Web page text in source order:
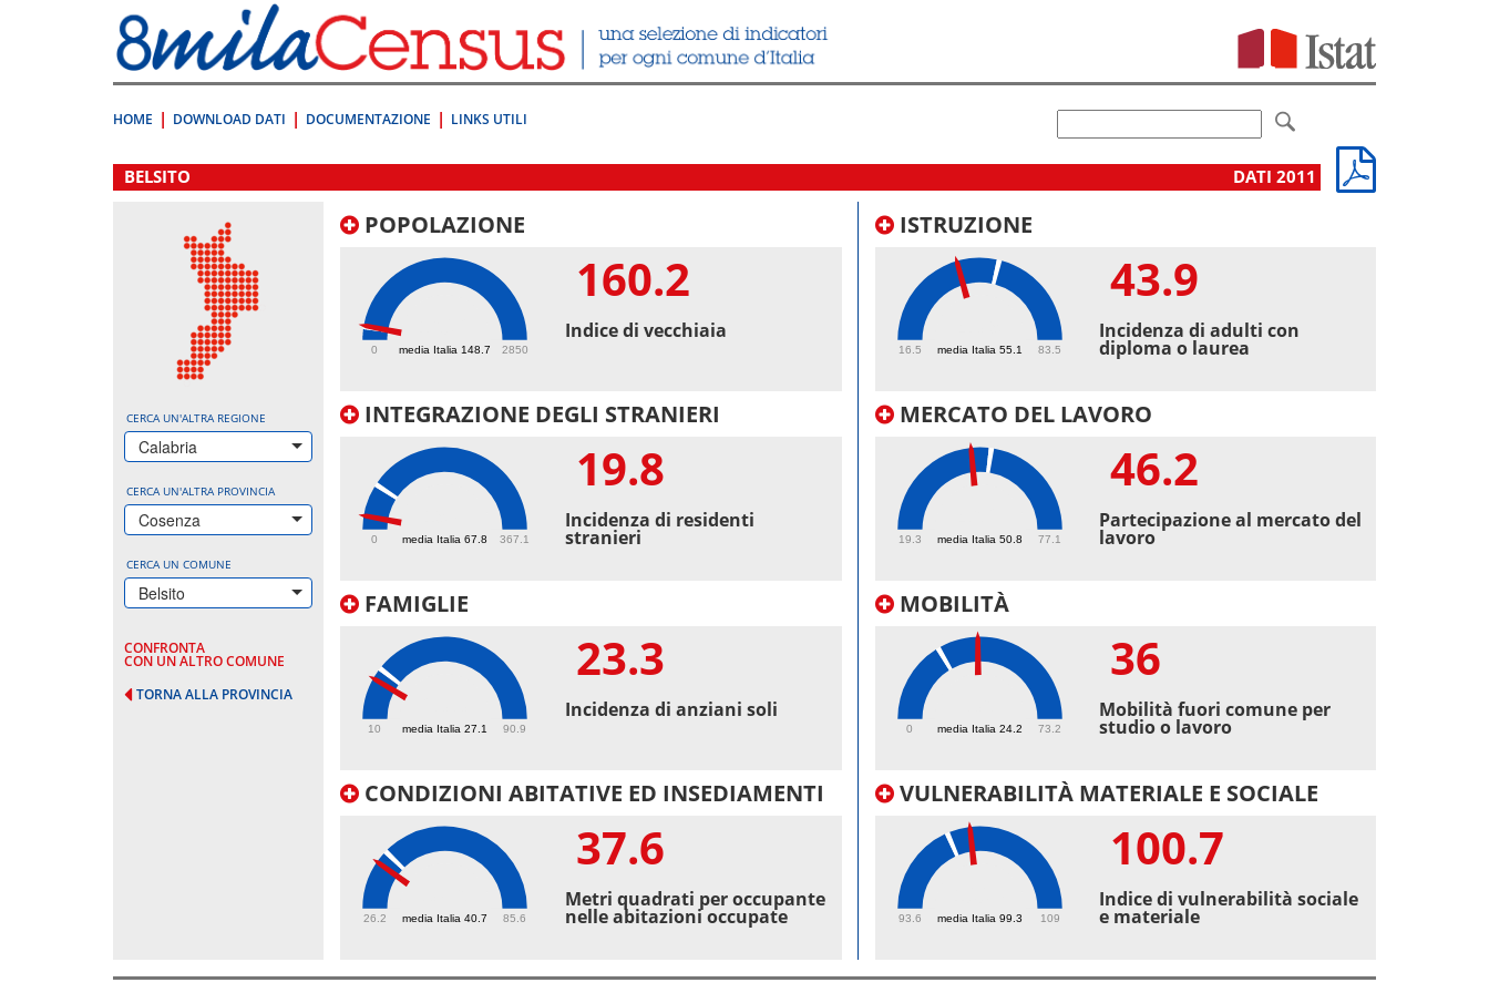
direttamente
a:
Contenuto
HOME DOWNLOAD DATI DOCUMENTAZIONE LINKS UTILI
.
BELSITO DATI 2011
CERCA UN'ALTRA REGIONE
Calabria
CERCA UN'ALTRA PROVINCIA
Cosenza
CERCA UN COMUNE
Belsito
CONFRONTA
CON UN ALTRO COMUNE
TORNA ALLA PROVINCIA
POPOLAZIONE
media Italia 148.7
0 2850
160.2
Indice di vecchiaia
INTEGRAZIONE DEGLI STRANIERI
media Italia 67.8
0 367.1
19.8
Incidenza di residenti
stranieri
FAMIGLIE
media Italia 27.1
10 90.9
23.3
Incidenza di anziani soli
CONDIZIONI ABITATIVE ED INSEDIAMENTI
media Italia 40.7
26.2 85.6
37.6
Metri quadrati per occupante
nelle abitazioni occupate
ISTRUZIONE
media Italia 55.1
16.5 83.5
43.9
Incidenza di adulti con
diploma o laurea
MERCATO DEL LAVORO
media Italia 50.8
19.3 77.1
46.2
Partecipazione al mercato del
lavoro
MOBILITÀ
media Italia 24.2
0 73.2
36
Mobilità fuori comune per
studio o lavoro
VULNERABILITÀ MATERIALE E SOCIALE
media Italia 99.3
93.6 109
100.7
Indice di vulnerabilità sociale
e materiale